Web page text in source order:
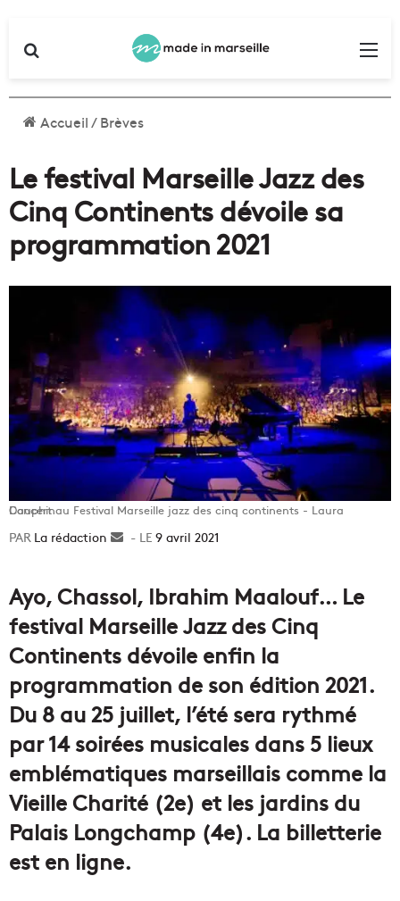
Accueil/Brèves
Le festival Marseille Jazz des
Cinq Continents dévoile sa
programmation 2021
Concert au Festival Marseille jazz des cinq continents - Laura Dauphin
La rédaction
Envoyer9 avril 2021
Ayo, Chassol, Ibrahim Maalouf… Le
festival Marseille Jazz des Cinq
Continents dévoile enfin la
programmation de son édition 2021.
Du 8 au 25 juillet, l’été sera rythmé
par 14 soirées musicales dans 5 lieux
emblématiques marseillais comme la
Vieille Charité (2e) et les jardins du
Palais Longchamp (4e). La billetterie
est en ligne.